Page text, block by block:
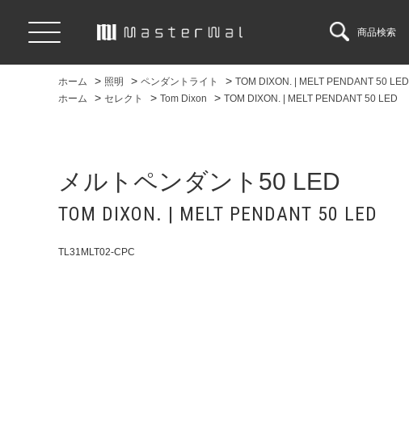
商品検索
ホーム > 照明 > ペンダントライト > TOM DIXON. | MELT PENDANT 50 LED
ホーム
> セレクト > Tom Dixon > TOM DIXON. | MELT PENDANT 50 LED
メルトペンダント50 LED
TOM DIXON. | MELT PENDANT 50 LED
TL31MLT02-CPC